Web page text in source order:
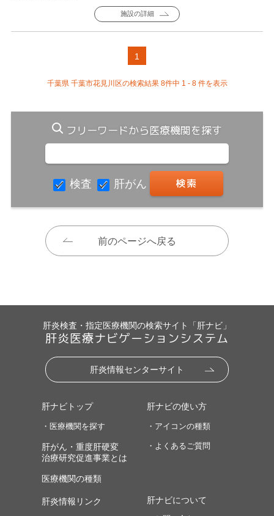
施設の詳細
1
千葉県 千葉市花見川区の検索結果 8件中 1 - 8 件を表示
フリーワードから医療機関を探す
検査 肝がん
前のページへ戻る
肝炎検査・指定医療機関の検索サイト「肝ナビ」
肝炎医療ナビゲーションシステム
肝炎情報センターサイト
肝ナビトップ
・医療機関を探す
肝がん・重度肝硬変
治療研究促進事業とは
医療機関の種類
肝ナビの使い方
・アイコンの種類
・よくあるご質問
肝炎情報リンク 肝ナビについて